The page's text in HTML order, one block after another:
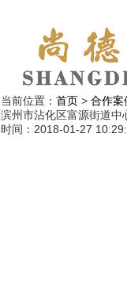
当前位置： 首页 > 合作案
滨州市沾化区富源街道中
时间：2018-01-27